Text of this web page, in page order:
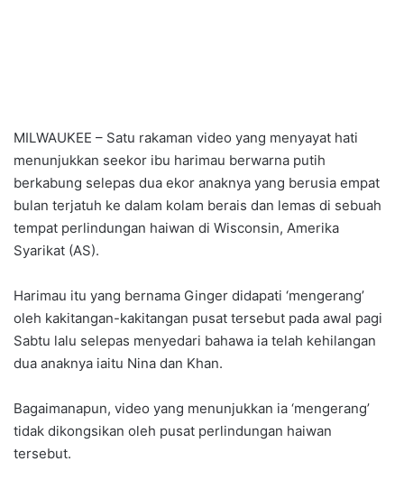
MILWAUKEE – Satu rakaman video yang menyayat hati
menunjukkan seekor ibu harimau berwarna putih
berkabung selepas dua ekor anaknya yang berusia empat
bulan terjatuh ke dalam kolam berais dan lemas di sebuah
tempat perlindungan haiwan di Wisconsin, Amerika
Syarikat (AS).
Harimau itu yang bernama Ginger didapati ‘mengerang’
oleh kakitangan-kakitangan pusat tersebut pada awal pagi
Sabtu lalu selepas menyedari bahawa ia telah kehilangan
dua anaknya iaitu Nina dan Khan.
Bagaimanapun, video yang menunjukkan ia ‘mengerang’
tidak dikongsikan oleh pusat perlindungan haiwan
tersebut.